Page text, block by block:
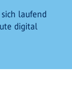
laufend
digital